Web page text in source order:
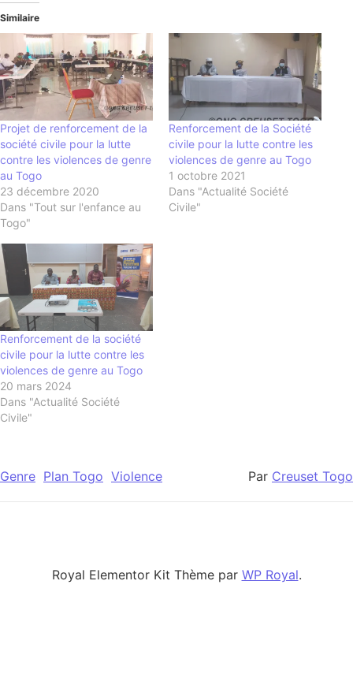
Similaire
Projet de renforcement de la
société civile pour la lutte
contre les violences de genre
au Togo
23 décembre 2020
Dans "Tout sur l'enfance au
Togo"
Renforcement de la Société
civile pour la lutte contre les
violences de genre au Togo
1 octobre 2021
Dans "Actualité Société
Civile"
Renforcement de la société
civile pour la lutte contre les
violences de genre au Togo
20 mars 2024
Dans "Actualité Société
Civile"
Genre Plan Togo Violence Par Creuset Togo
Royal Elementor Kit Thème par WP Royal.